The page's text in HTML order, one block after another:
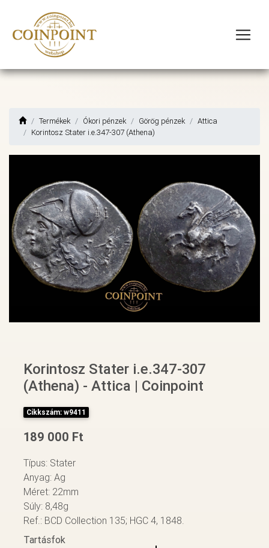
Termékek Ókori pénzek Görög pénzek
Attica
Korintosz Stater i.e.347-307 (Athena)
Korintosz Stater i.e.347-307
(Athena) - Attica | Coinpoint
Cikkszám: w9411
189 000 Ft
Típus: Stater
Anyag: Ag
Méret: 22mm
Súly: 8,48g
Ref.: BCD Collection 135; HGC 4, 1848.
Tartásfok